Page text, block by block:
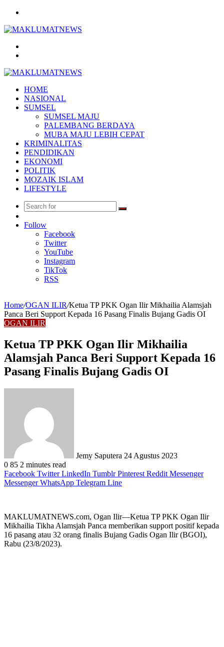
HOME
NASIONAL
SUMSEL
SUMSEL MAJU
PALEMBANG BERDAYA
MUBA MAJU LEBIH CEPAT
KRIMINALITAS
PENDIDIKAN
EKONOMI
POLITIK
MOZAIK ISLAM
LIFESTYLE
Search
Article
Follow
Facebook
Twitter
YouTube
Instagram
TikTok
RSS
Home/OGAN ILIR/Ketua TP PKK Ogan Ilir Mikhailia Alamsjah
Panca Beri Support Kepada 16 Pasang Finalis Bujang Gadis OI
OGAN ILIR
Ketua TP PKK Ogan Ilir Mikhailia
Alamsjah Panca Beri Support Kepada 16
Pasang Finalis Bujang Gadis OI
Jemy Saputera 24 Agustus 2023
0 85 2 minutes read
Facebook Twitter LinkedIn Tumblr Pinterest Reddit Messenger
Messenger WhatsApp Telegram Line
MAKLUMATNEWS.com, Ogan Ilir—Ketua TP PKK Ogan Ilir
Mikhailia Tikha Alamsjah Panca memberikan support positif kepada
16 pasang atau 32 orang finalis Bujang Gadis Ogan Ilir (BGOI),
Rabu (23/8/2023).